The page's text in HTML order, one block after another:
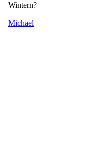
Wintern?
Michael